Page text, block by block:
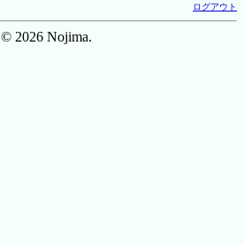
ログアウト
© 2026 Nojima.